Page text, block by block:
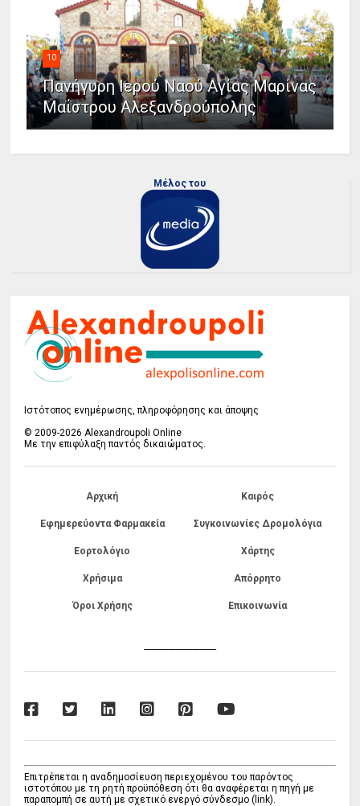
10
Πανήγυρη Ιερού Ναού Αγίας Μαρίνας
Μαΐστρου Αλεξανδρούπολης
Μέλος του
Ιστότοπος ενημέρωσης, πληροφόρησης και άποψης
© 2009-2026 Alexandroupoli Online
Με την επιφύλαξη παντός δικαιώματος.
Αρχική Καιρός
Εφημερεύοντα Φαρμακεία Συγκοινωνίες Δρομολόγια
Εορτολόγιο Χάρτης
Χρήσιμα Απόρρητο
Όροι Χρήσης Επικοινωνία
------------------------------
Επιτρέπεται η αναδημοσίευση περιεχομένου του παρόντος
ιστοτόπου με τη ρητή προϋπόθεση ότι θα αναφέρεται η πηγή με
παραπομπή σε αυτή με σχετικό ενεργό σύνδεσμο (link).